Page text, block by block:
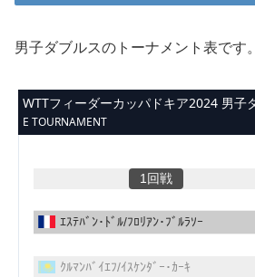
男子ダブルスのトーナメント表です。